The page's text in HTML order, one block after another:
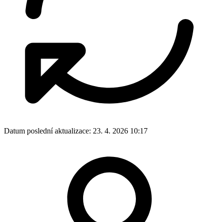
Datum poslední aktualizace: 23. 4. 2026 10:17